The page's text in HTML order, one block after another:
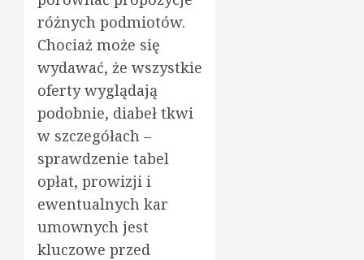
różnych podmiotów.
Chociaż może się
wydawać, że wszystkie
oferty wyglądają
podobnie, diabeł tkwi
w szczegółach –
sprawdzenie tabel
opłat, prowizji i
ewentualnych kar
umownych jest
kluczowe przed